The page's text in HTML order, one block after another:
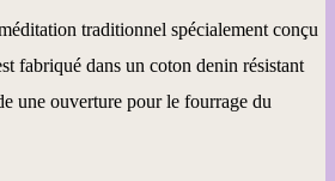
traditionnel spécialement conçu
fabriqué dans un coton denin résistant
une ouverture pour le fourrage du